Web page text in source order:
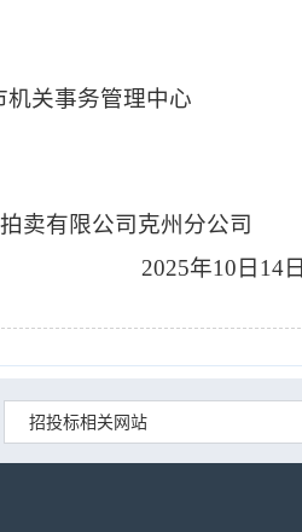
机关事务管理中心
卖有限公司克州分公司
2025年10日14日
招投标相关网站